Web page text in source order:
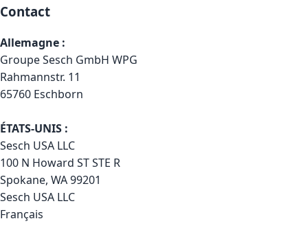
Contact
Allemagne :
Groupe Sesch GmbH WPG
Rahmannstr. 11
65760 Eschborn
ÉTATS-UNIS :
Sesch USA LLC
100 N Howard ST STE R
Spokane, WA 99201
Sesch USA LLC
Français